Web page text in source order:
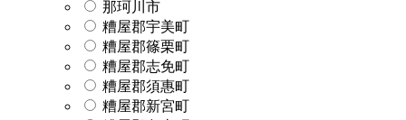
那珂川市
糟屋郡宇美町
糟屋郡篠栗町
糟屋郡志免町
糟屋郡須惠町
糟屋郡新宮町